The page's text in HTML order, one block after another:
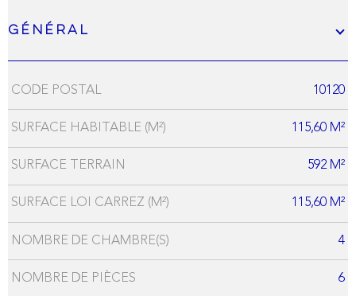
Général
Caractérisque Valeurs
CODE POSTAL 10120
SURFACE HABITABLE (M²) 115,60 M²
SURFACE TERRAIN 592 M²
SURFACE LOI CARREZ (M²) 115,60 M²
NOMBRE DE CHAMBRE(S) 4
NOMBRE DE PIÈCES 6